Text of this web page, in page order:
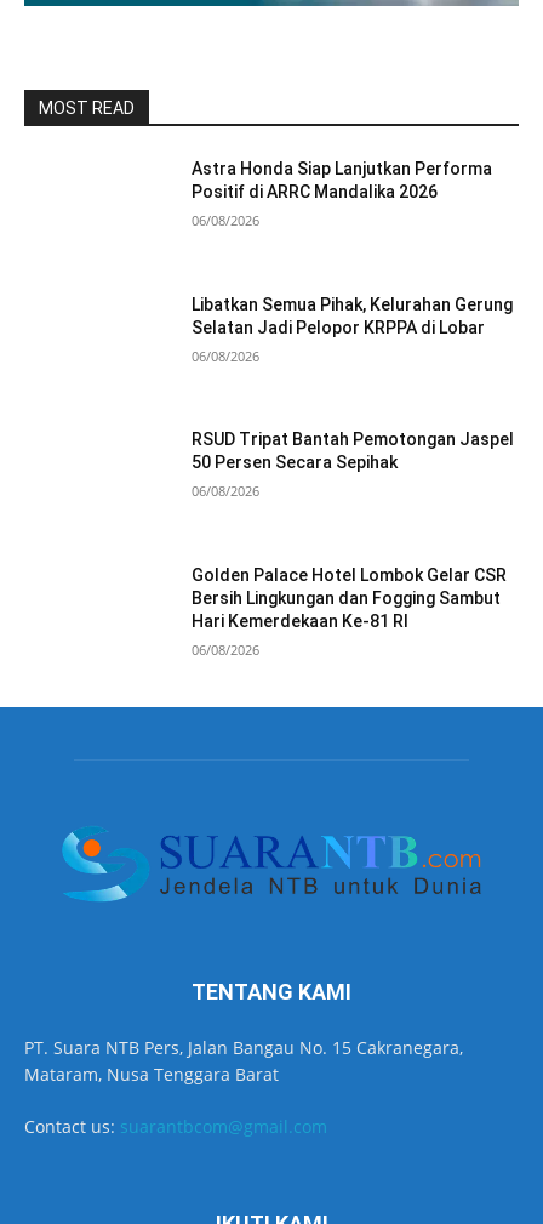
MOST READ
Astra Honda Siap Lanjutkan Performa
Positif di ARRC Mandalika 2026
06/08/2026
Libatkan Semua Pihak, Kelurahan Gerung
Selatan Jadi Pelopor KRPPA di Lobar
06/08/2026
RSUD Tripat Bantah Pemotongan Jaspel
50 Persen Secara Sepihak
06/08/2026
Golden Palace Hotel Lombok Gelar CSR
Bersih Lingkungan dan Fogging Sambut
Hari Kemerdekaan Ke-81 RI
06/08/2026
TENTANG KAMI
PT. Suara NTB Pers, Jalan Bangau No. 15 Cakranegara,
Mataram, Nusa Tenggara Barat
Contact us: suarantbcom@gmail.com